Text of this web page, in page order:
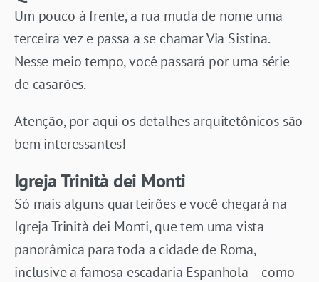
Um pouco à frente, a rua muda de nome uma
terceira vez e passa a se chamar Via Sistina.
Nesse meio tempo, você passará por uma série
de casarões.
Atenção, por aqui os detalhes arquitetônicos são
bem interessantes!
Igreja Trinità dei Monti
Só mais alguns quarteirões e você chegará na
Igreja Trinità dei Monti, que tem uma vista
panorâmica para toda a cidade de Roma,
inclusive a famosa escadaria Espanhola – como